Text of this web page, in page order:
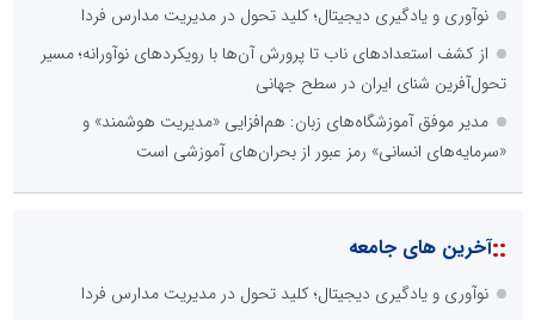
نوآوری و یادگیری دیجیتال؛ کلید تحول در مدیریت مدارس فردا
از کشف استعدادهای ناب تا پرورش آن‌ها با رویکردهای نوآورانه؛ مسیر
تحول‌آفرین شنای ایران در سطح جهانی
مدیر موفق آموزشگاه‌های زبان: هم‌افزایی «مدیریت هوشمند» و
«سرمایه‌های انسانی» رمز عبور از بحران‌های آموزشی است
::آخرین های جامعه
نوآوری و یادگیری دیجیتال؛ کلید تحول در مدیریت مدارس فردا